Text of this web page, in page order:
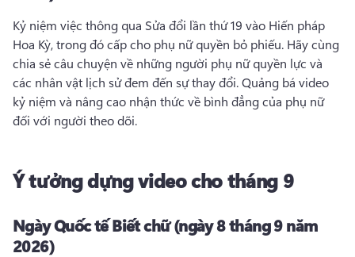
Kỷ niệm việc thông qua Sửa đổi lần thứ 19 vào Hiến pháp
Hoa Kỳ, trong đó cấp cho phụ nữ quyền bỏ phiếu. Hãy cùng
chia sẻ câu chuyện về những người phụ nữ quyền lực và
các nhân vật lịch sử đem đến sự thay đổi. Quảng bá video
kỷ niệm và nâng cao nhận thức về bình đẳng của phụ nữ
đối với người theo dõi.
Ý tưởng dựng video cho tháng 9
Ngày Quốc tế Biết chữ (ngày 8 tháng 9 năm
2026)